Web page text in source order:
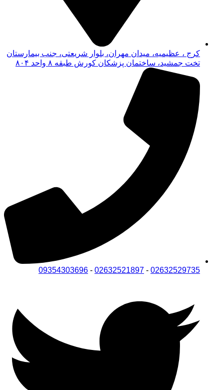
کرج ، عظیمیه، میدان مهران، بلوار شریعتی، جنب بیمارستان
تخت جمشید، ساختمان پزشکان کورش طبقه ۸ واحد ۸۰۴
02632529735
-
02632521897
-
09354303696